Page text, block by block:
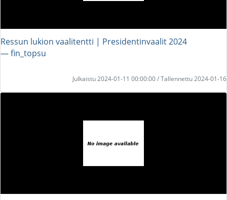
Ressun lukion vaalitentti | Presidentinvaalit 2024
― fin_topsu
Julkaistu 2024-01-11 00:00:00 / Tallennettu 2024-01-16